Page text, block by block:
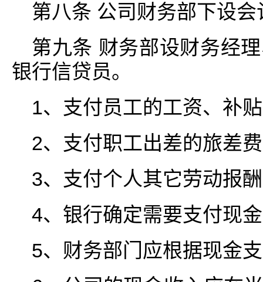
第八条 公司财务部下设
第九条 财务部设财务经
银行信贷员。
1、支付员工的工资、补
2、支付职工出差的旅差
3、支付个人其它劳动报
4、银行确定需要支付现
5、财务部门应根据现金